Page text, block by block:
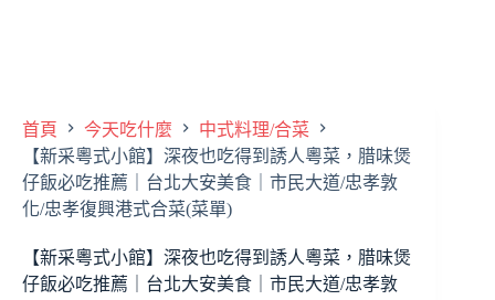
首頁 今天吃什麼
中式料理/合菜
【新采粵式小館】深夜也吃得到誘人粵菜，腊味煲
仔飯必吃推薦｜台北大安美食｜市民大道/忠孝敦
化/忠孝復興港式合菜(菜單)
【新采粵式小館】深夜也吃得到誘人粵菜，腊味煲
仔飯必吃推薦｜台北大安美食｜市民大道/忠孝敦